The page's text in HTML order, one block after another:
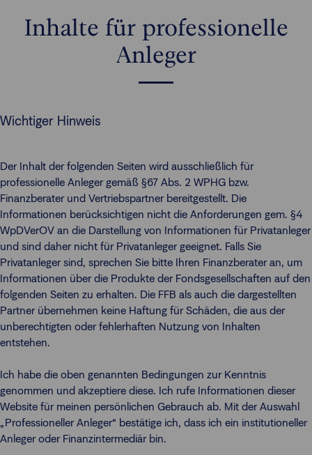
Inhalte für professionelle
Anleger
Wichtiger Hinweis
Der Inhalt der folgenden Seiten wird ausschließlich für
professionelle Anleger gemäß §67 Abs. 2 WPHG bzw.
Finanzberater und Vertriebspartner bereitgestellt. Die
Informationen berücksichtigen nicht die Anforderungen gem. §4
WpDVerOV an die Darstellung von Informationen für Privatanleger
und sind daher nicht für Privatanleger geeignet. Falls Sie
Privatanleger sind, sprechen Sie bitte Ihren Finanzberater an, um
Informationen über die Produkte der Fondsgesellschaften auf den
folgenden Seiten zu erhalten. Die FFB als auch die dargestellten
Partner übernehmen keine Haftung für Schäden, die aus der
unberechtigten oder fehlerhaften Nutzung von Inhalten
entstehen.
Ich habe die oben genannten Bedingungen zur Kenntnis
genommen und akzeptiere diese. Ich rufe Informationen dieser
Website für meinen persönlichen Gebrauch ab. Mit der Auswahl
„Professioneller Anleger“ bestätige ich, dass ich ein institutioneller
Anleger oder Finanzintermediär bin.